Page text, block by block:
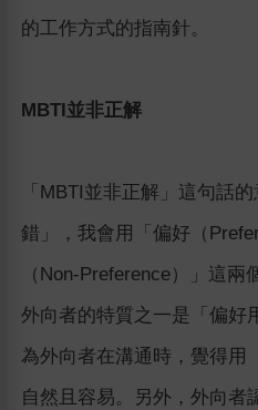
的工作方式的指南針。
MBTI並非正解
「MBTI並非正解」這句話
錯」，我會用「偏好（
（Non-Preference）」這兩
外向者的特質之一是「偏好
為外向者在溝通時，覺得用
自然且容易。另外，外向者